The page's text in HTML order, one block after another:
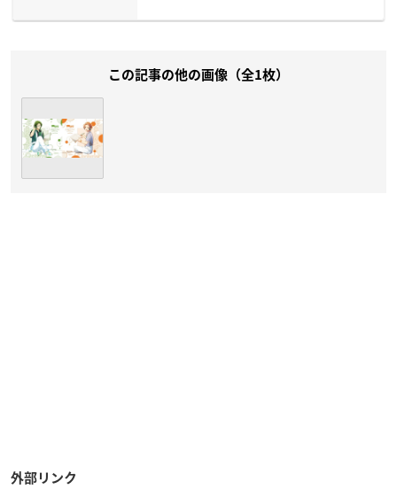
この記事の他の画像（全1枚）
外部リンク